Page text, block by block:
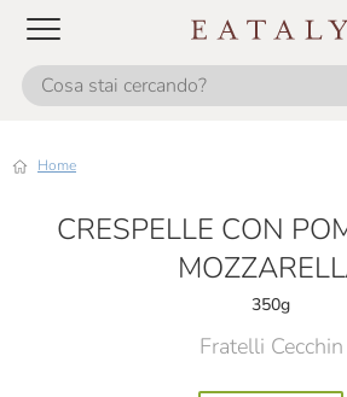
Home
CRESPELLE CON
350g
Fratelli Cecchin